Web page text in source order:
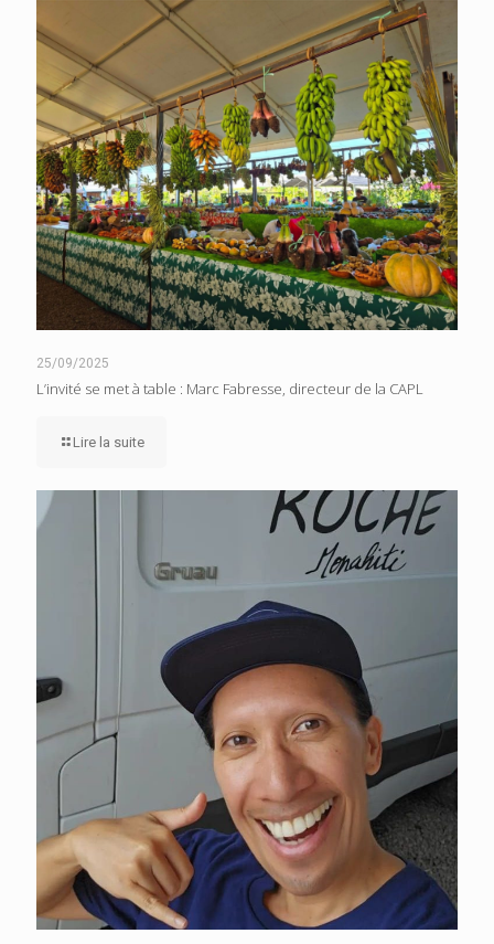
25/09/2025
L’invité se met à table : Marc Fabresse, directeur de la CAPL
Lire la suite